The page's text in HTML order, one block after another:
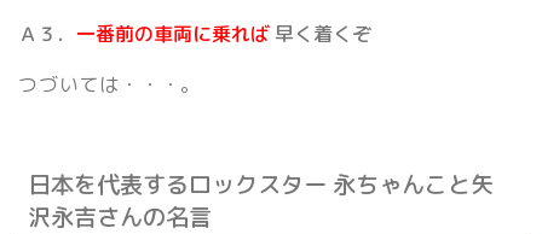
Ａ３． 一番前の車両に乗れば 早く着くぞ
つづいては・・・。
日本を代表するロックスター 永ちゃんこと矢
沢永吉さんの名言